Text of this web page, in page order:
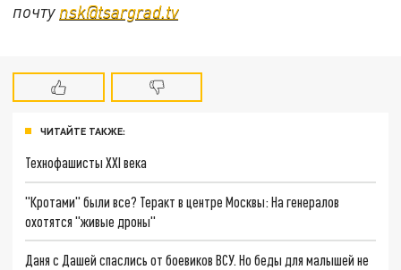
почту nsk@tsargrad.tv
ЧИТАЙТЕ ТАКЖЕ:
Технофашисты XXI века
"Кротами" были все? Теракт в центре Москвы: На генералов
охотятся "живые дроны"
Даня с Дашей спаслись от боевиков ВСУ. Но беды для малышей не